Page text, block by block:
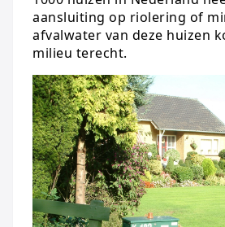
aansluiting op riolering of
afvalwater van deze huizen
milieu terecht.